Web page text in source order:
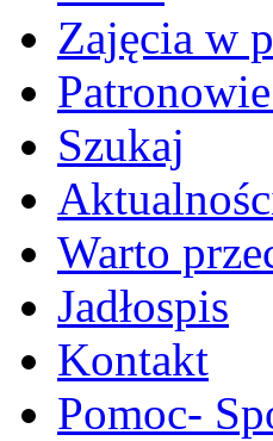
Zajęcia w
Szukaj
Warto
Jadłospis
Kontakt
Pomoc-